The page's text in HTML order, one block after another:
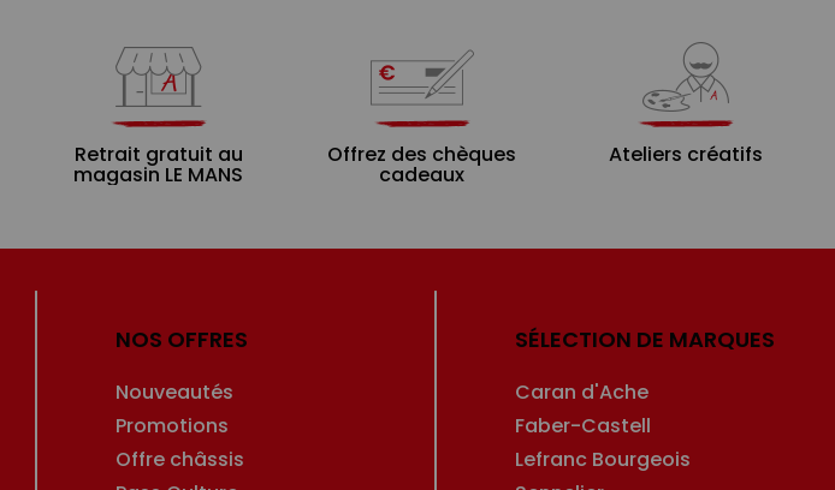
Retrait gratuit au
magasin LE MANS
Offrez des chèques
cadeaux
Ateliers créatifs
NOS OFFRES
Nouveautés
Promotions
Offre châssis
SÉLECTION DE MARQUES
Caran d'Ache
Faber-Castell
Lefranc Bourgeois